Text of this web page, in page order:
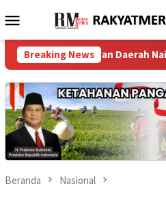
ke
Menu
Mobile
Breaking News
Daerah Naik Miliaran
Beranda Nasional